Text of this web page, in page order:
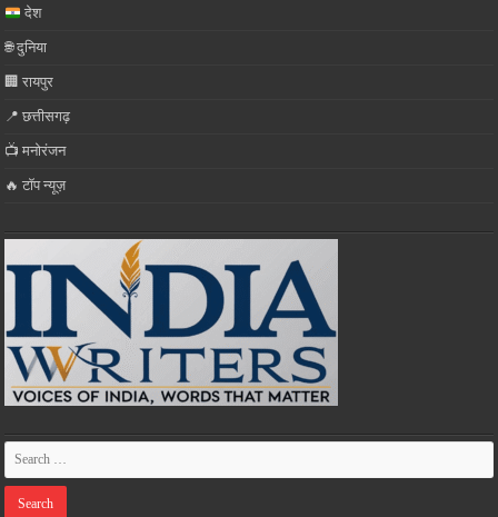
देश
🌐 दुनिया
🏢 रायपुर
📍 छत्तीसगढ़
📺 मनोरंजन
🔥 टॉप न्यूज़